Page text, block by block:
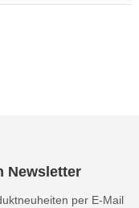
Newsletter
per E-Mail